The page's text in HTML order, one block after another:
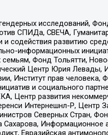
исследований,
СПИДа, СВЕЧА,
содействия развитию
информационных
Фонд Тольятти,
Центр Юрия Левады,
Институт прав человека,
и социального
Центр развития
Интернешнл-Р, Центр
Северных Стран,
Информационное
Евразийская